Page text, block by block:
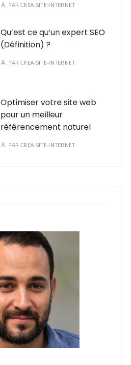
PAR CREA-SITE-INTERNET
Qu’est ce qu’un expert SEO
(Définition) ?
PAR CREA-SITE-INTERNET
Optimiser votre site web
pour un meilleur
référencement naturel
PAR CREA-SITE-INTERNET